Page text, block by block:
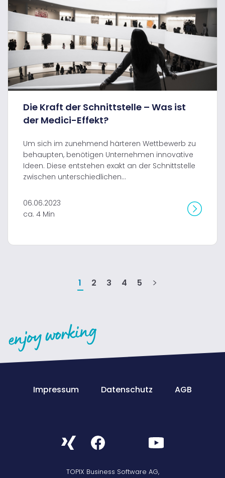
Die Kraft der Schnittstelle – Was ist
der Medici-Effekt?
Um sich im zunehmend härteren Wettbewerb zu
behaupten, benötigen Unternehmen innovative
Ideen. Diese entstehen exakt an der Schnittstelle
zwischen unterschiedlichen...
06.06.2023
ca. 4 Min
1 2 3 4 5
Impressum Datenschutz AGB
TOPIX Business Software AG,